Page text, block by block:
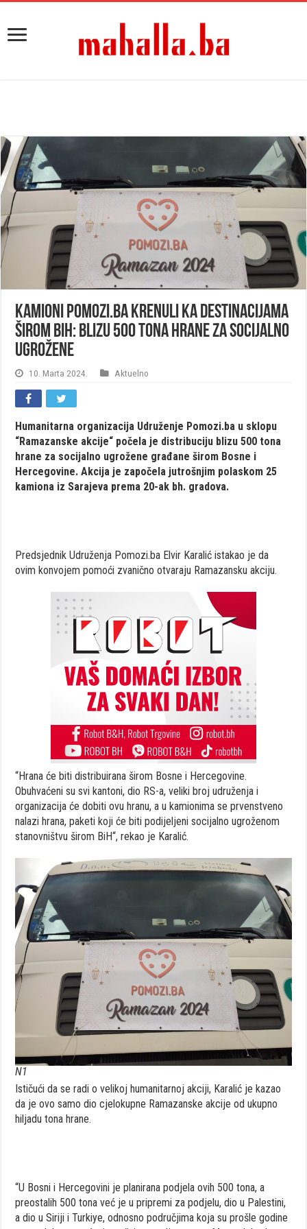
Kamioni Pomozi.ba krenuli ka destinacijama
širom BiH: Blizu 500 tona hrane za socijalno
ugrožene
10. Marta 2024. Aktuelno
Humanitarna organizacija Udruženje Pomozi.ba u sklopu
“Ramazanske akcije“ počela je distribuciju blizu 500 tona
hrane za socijalno ugrožene građane širom Bosne i
Hercegovine. Akcija je započela jutrošnjim polaskom 25
kamiona iz Sarajeva prema 20-ak bh. gradova.
Predsjednik Udruženja Pomozi.ba Elvir Karalić istakao je da
ovim konvojem pomoći zvanično otvaraju Ramazansku akciju.
“Hrana će biti distribuirana širom Bosne i Hercegovine.
Obuhvaćeni su svi kantoni, dio RS-a, veliki broj udruženja i
organizacija će dobiti ovu hranu, a u kamionima se prvenstveno
nalazi hrana, paketi koji će biti podijeljeni socijalno ugroženom
stanovništvu širom BiH“, rekao je Karalić.
N1
Ističući da se radi o velikoj humanitarnoj akciji, Karalić je kazao
da je ovo samo dio cjelokupne Ramazanske akcije od ukupno
hiljadu tona hrane.
“U Bosni i Hercegovini je planirana podjela ovih 500 tona, a
preostalih 500 tona već je u pripremi za podjelu, dio u Palestini,
a dio u Siriji i Turkiye, odnosno područjima koja su prošle godine